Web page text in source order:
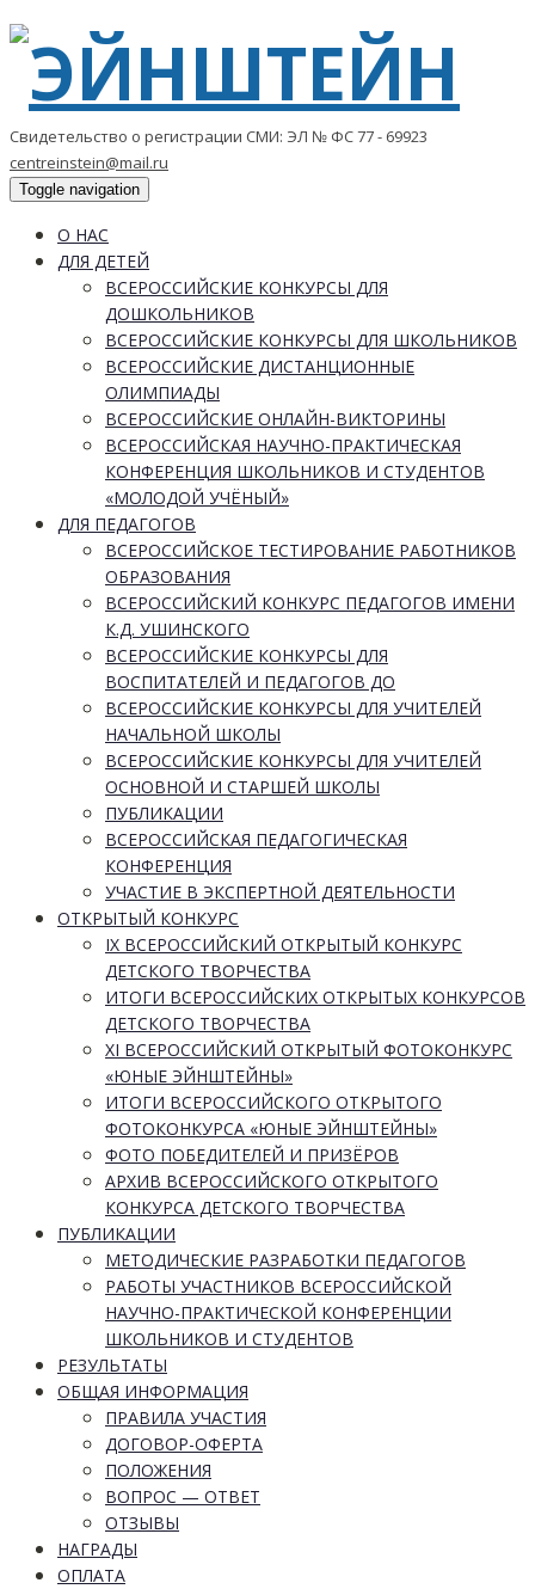
Свидетельство о регистрации СМИ: ЭЛ № ФС 77 - 69923
centreinstein@mail.ru
Toggle navigation
О НАС
ДЛЯ ДЕТЕЙ
ВСЕРОССИЙСКИЕ КОНКУРСЫ ДЛЯ
ДОШКОЛЬНИКОВ
ВСЕРОССИЙСКИЕ КОНКУРСЫ ДЛЯ ШКОЛЬНИКОВ
ВСЕРОССИЙСКИЕ ДИСТАНЦИОННЫЕ
ОЛИМПИАДЫ
ВСЕРОССИЙСКИЕ ОНЛАЙН-ВИКТОРИНЫ
ВСЕРОССИЙСКАЯ НАУЧНО-ПРАКТИЧЕСКАЯ
КОНФЕРЕНЦИЯ ШКОЛЬНИКОВ И СТУДЕНТОВ
«МОЛОДОЙ УЧЁНЫЙ»
ДЛЯ ПЕДАГОГОВ
ВСЕРОССИЙСКОЕ ТЕСТИРОВАНИЕ РАБОТНИКОВ
ОБРАЗОВАНИЯ
ВСЕРОССИЙСКИЙ КОНКУРС ПЕДАГОГОВ ИМЕНИ
К.Д. УШИНСКОГО
ВСЕРОССИЙСКИЕ КОНКУРСЫ ДЛЯ
ВОСПИТАТЕЛЕЙ И ПЕДАГОГОВ ДО
ВСЕРОССИЙСКИЕ КОНКУРСЫ ДЛЯ УЧИТЕЛЕЙ
НАЧАЛЬНОЙ ШКОЛЫ
ВСЕРОССИЙСКИЕ КОНКУРСЫ ДЛЯ УЧИТЕЛЕЙ
ОСНОВНОЙ И СТАРШЕЙ ШКОЛЫ
ПУБЛИКАЦИИ
ВСЕРОССИЙСКАЯ ПЕДАГОГИЧЕСКАЯ
КОНФЕРЕНЦИЯ
УЧАСТИЕ В ЭКСПЕРТНОЙ ДЕЯТЕЛЬНОСТИ
ОТКРЫТЫЙ КОНКУРС
IX ВСЕРОССИЙСКИЙ ОТКРЫТЫЙ КОНКУРС
ДЕТСКОГО ТВОРЧЕСТВА
ИТОГИ ВСЕРОССИЙСКИХ ОТКРЫТЫХ КОНКУРСОВ
ДЕТСКОГО ТВОРЧЕСТВА
XI ВСЕРОССИЙСКИЙ ОТКРЫТЫЙ ФОТОКОНКУРС
«ЮНЫЕ ЭЙНШТЕЙНЫ»
ИТОГИ ВСЕРОССИЙСКОГО ОТКРЫТОГО
ФОТОКОНКУРСА «ЮНЫЕ ЭЙНШТЕЙНЫ»
ФОТО ПОБЕДИТЕЛЕЙ И ПРИЗЁРОВ
АРХИВ ВСЕРОССИЙСКОГО ОТКРЫТОГО
КОНКУРСА ДЕТСКОГО ТВОРЧЕСТВА
ПУБЛИКАЦИИ
МЕТОДИЧЕСКИЕ РАЗРАБОТКИ ПЕДАГОГОВ
РАБОТЫ УЧАСТНИКОВ ВСЕРОССИЙСКОЙ
НАУЧНО-ПРАКТИЧЕСКОЙ КОНФЕРЕНЦИИ
ШКОЛЬНИКОВ И СТУДЕНТОВ
РЕЗУЛЬТАТЫ
ОБЩАЯ ИНФОРМАЦИЯ
ПРАВИЛА УЧАСТИЯ
ДОГОВОР-ОФЕРТА
ПОЛОЖЕНИЯ
ВОПРОС — ОТВЕТ
ОТЗЫВЫ
НАГРАДЫ
ОПЛАТА